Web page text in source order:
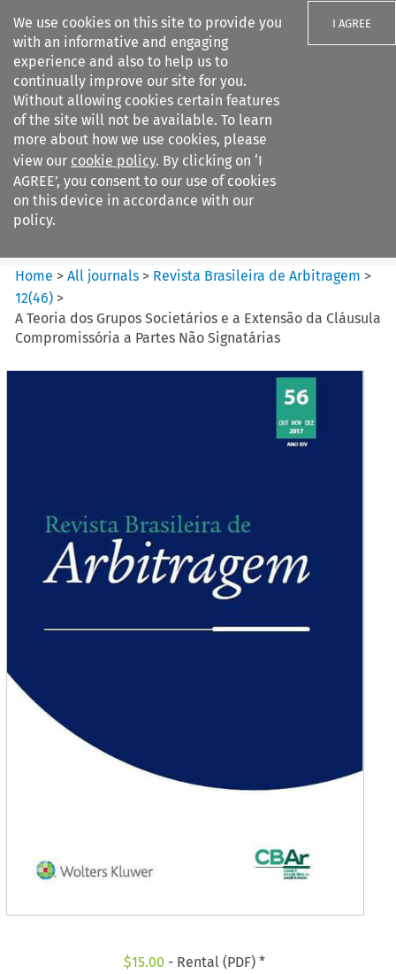
We use cookies on this site to provide you
with an informative and engaging
experience and also to help us to
continually improve our site for you.
Without allowing cookies certain features
of the site will not be available. To learn
more about how we use cookies, please
view our cookie policy. By clicking on ‘I
AGREE’, you consent to our use of cookies
on this device in accordance with our
policy.
I AGREE
Search filters
Revista Brasileira de
Arbitragem
Home >All journals > Revista Brasileira de Arbitragem >
12(46) >
A Teoria dos Grupos Societários e a Extensão da Cláusula
Compromissória a Partes Não Signatárias
$15.00 - Rental (PDF) *